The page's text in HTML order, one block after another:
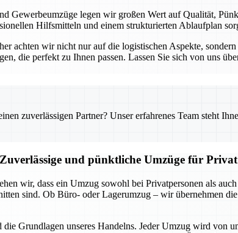
Gewerbeumzüge legen wir großen Wert auf Qualität,
Hilfsmitteln und einem strukturierten Ablaufplan
achten wir nicht nur auf die logistischen Aspekte,
die perfekt zu Ihnen passen. Lassen Sie sich von uns
zuverlässigen Partner? Unser erfahrenes Team steht
und pünktliche Umzüge für
wir, dass ein Umzug sowohl bei Privatpersonen als
sind. Ob Büro- oder Lagerumzug – wir übernehmen
Grundlagen unseres Handelns. Jeder Umzug wird von